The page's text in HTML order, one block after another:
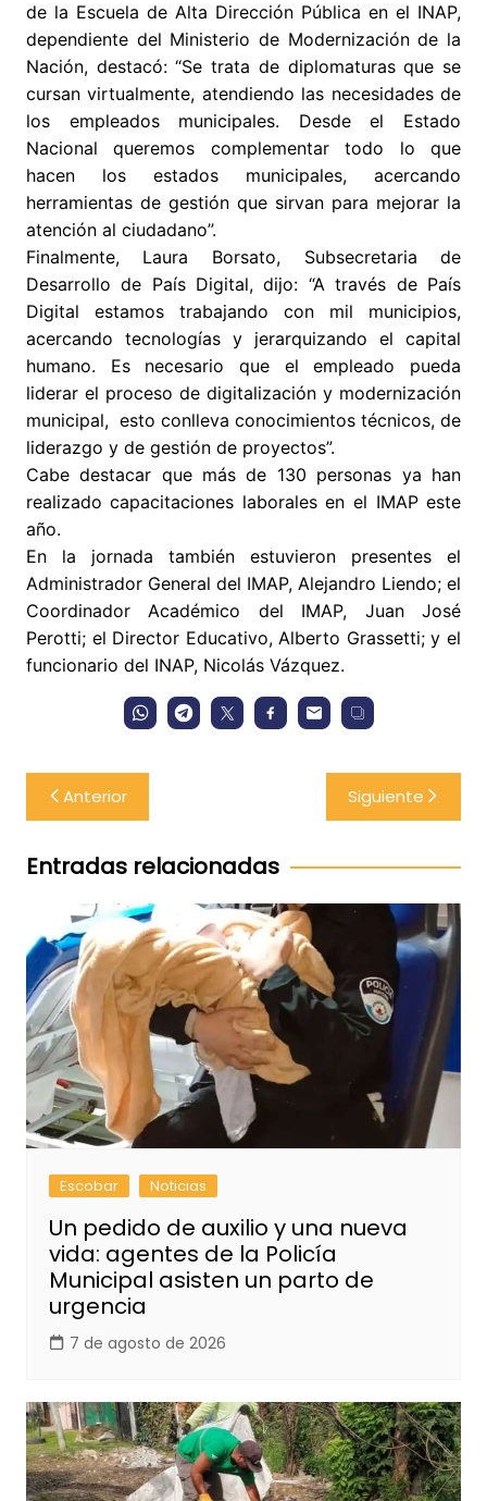
de la Escuela de Alta Dirección Pública en el INAP,
dependiente del Ministerio de Modernización de la
Nación, destacó: “Se trata de diplomaturas que se
cursan virtualmente, atendiendo las necesidades de
los empleados municipales. Desde el Estado
Nacional queremos complementar todo lo que
hacen los estados municipales, acercando
herramientas de gestión que sirvan para mejorar la
atención al ciudadano”.
Finalmente, Laura Borsato, Subsecretaria de
Desarrollo de País Digital, dijo: “A través de País
Digital estamos trabajando con mil municipios,
acercando tecnologías y jerarquizando el capital
humano. Es necesario que el empleado pueda
liderar el proceso de digitalización y modernización
municipal, esto conlleva conocimientos técnicos, de
liderazgo y de gestión de proyectos”.
Cabe destacar que más de 130 personas ya han
realizado capacitaciones laborales en el IMAP este
año.
En la jornada también estuvieron presentes el
Administrador General del IMAP, Alejandro Liendo; el
Coordinador Académico del IMAP, Juan José
Perotti; el Director Educativo, Alberto Grassetti; y el
funcionario del INAP, Nicolás Vázquez.
Navegación
de
entradas
Anterior Siguiente
Entradas relacionadas
Escobar Noticias
Un pedido de auxilio y una nueva
vida: agentes de la Policía
Municipal asisten un parto de
urgencia
7 de agosto de 2026